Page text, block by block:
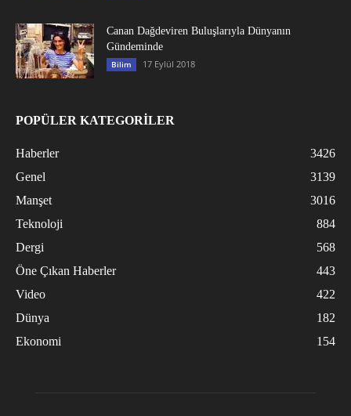
Canan Dağdeviren Buluşlarıyla Dünyanın
Gündeminde
Bilim 17 Eylül 2018
POPÜLER KATEGORİLER
Haberler
3426
Genel
3139
Manşet
3016
Teknoloji
884
Dergi
568
Öne Çıkan Haberler
443
Video
422
Dünya
182
Ekonomi
154